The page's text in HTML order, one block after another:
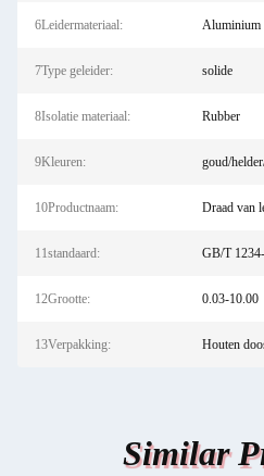
6Leidermateriaal: Aluminium
7Type geleider: solide
8Isolatie materiaal: Rubber
9Kleuren: goud/
10Productnaam: Draad van
11standaard: GB/T
12Grootte: 0.03-10.00
13Verpakking: Houten
Similar